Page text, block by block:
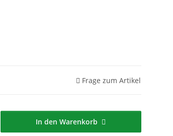
Frage zum Artikel
In den Warenkorb